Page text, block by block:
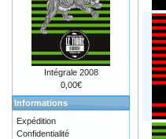
Intégrale 2008
0,00€
Informations
Expédition
Confidentialité